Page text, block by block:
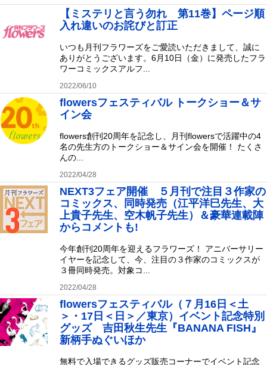
【ミステリと言う勿れ 第11巻】ページ順
入れ違いのお詫びと訂正
いつも月刊フラワーズをご愛読いただきまして、誠に
ありがとうございます。6月10日（金）に発売したフラ
ワーコミックスアルフ...
2022/06/10
flowersフェスティバル トークショー＆サ
イン会
flowers創刊20周年を記念し、月刊flowersで活躍中の4
名の先生方のトークショー＆サイン会を開催！ たくさ
んの...
2022/04/28
NEXT3フェア開催 ５月刊で注目３作家の
コミックス、同時発売（江平洋巳先生、大
上貴子先生、空木帆子先生）＆豪華連載陣
からコメントも!
今年創刊20周年を迎えるフラワーズ！ アニバーサリー
イヤーを記念して、今、注目の３作家のコミックスが
３冊同時発売。対象コ...
2022/04/28
flowersフェスティバル（７月16日＜土
＞・17日＜日＞／東京）イベント記念特別
グッズ 吉田秋生先生『BANANA FISH』
新柄手ぬぐいほか
無料で入場できるグッズ販売コーナーでイベント記念